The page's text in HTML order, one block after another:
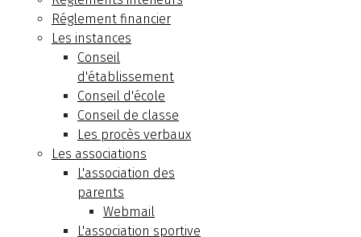
Réglement financier
Les instances
Conseil
d'établissement
Conseil d'école
Conseil de classe
Les procès verbaux
Les associations
L'association des
parents
Webmail
L'association sportive